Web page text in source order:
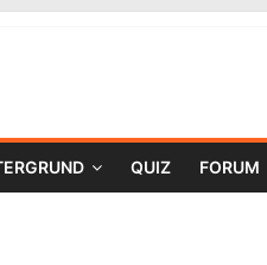
QUIZ FORUM